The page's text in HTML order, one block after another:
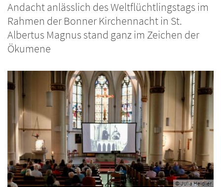
Andacht anlässlich des Weltflüchtlingstags im
Rahmen der Bonner Kirchennacht in St.
Albertus Magnus stand ganz im Zeichen der
Ökumene
© Julia Heidler